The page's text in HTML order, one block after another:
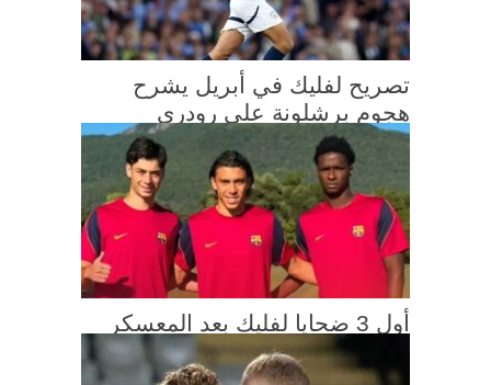
تصريح لفليك في أبريل يشرح
هجوم برشلونة على رودري
أول 3 ضحايا لفليك بعد المعسكر